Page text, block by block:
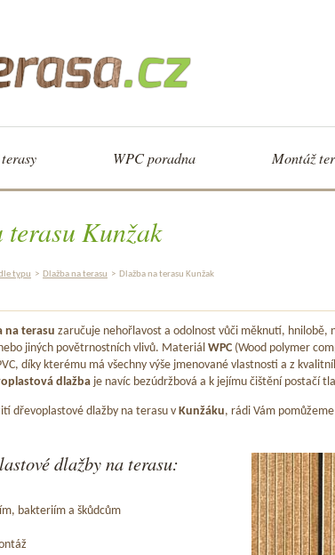
WPC poradna Montáž
Kunžak
typu > Dlažba na terasu > Dlažba na terasu Kunžak
na terasu zaručuje nehořlavost a odolnost vůči měknutí, hnilobě,
jiných povětrnostních vlivů. Materiál WPC (Wood polymer
díky kterému má všechny výše jmenované vlastnosti a z
dlažba je navíc bezúdržbová a k jejímu čištění postačí
dřevoplastové dlažby na terasu v Kunžáku, rádi Vám pomůžeme
dlažby na terasu:
bakteriím a škůdcům